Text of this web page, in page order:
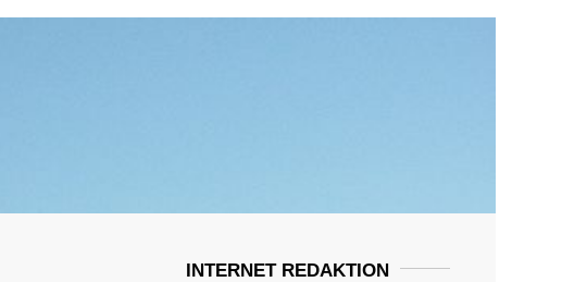
INTERNET REDAKTION